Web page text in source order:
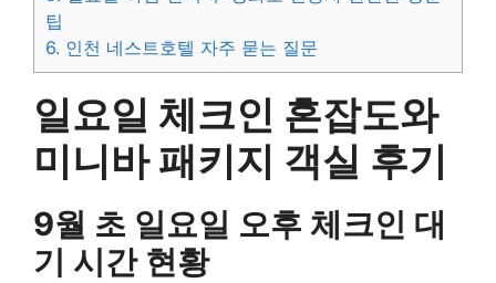
팁
6. 인천 네스트호텔 자주 묻는 질문
일요일 체크인 혼잡도와
미니바 패키지 객실 후기
9월 초 일요일 오후 체크인 대
기 시간 현황